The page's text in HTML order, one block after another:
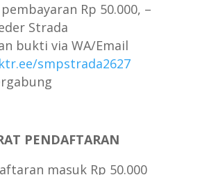
Rp 50.000, –
Strada
bukti via WA/Email
smpstrada2627
PENDAFTARAN
masuk Rp 50.000